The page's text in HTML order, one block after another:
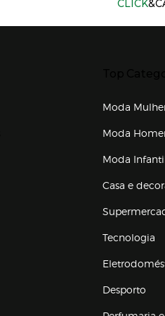
CLICK
Moda
Moda
Moda
Casa e
Tecnologia
Desporto